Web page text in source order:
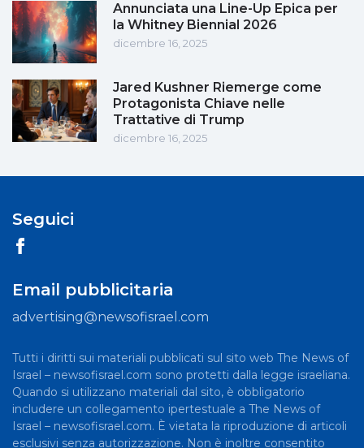
Annunciata una Line-Up Epica per
la Whitney Biennial 2026
dicembre 16, 2025
Jared Kushner Riemerge come
Protagonista Chiave nelle
Trattative di Trump
dicembre 16, 2025
Seguici
Email pubblicitaria
advertising@newsofisrael.com
Tutti i diritti sui materiali pubblicati sul sito web The News of
Israel – newsofisrael.com sono protetti dalla legge israeliana.
Quando si utilizzano materiali dal sito, è obbligatorio
includere un collegamento ipertestuale a The News of
Israel – newsofisrael.com. È vietata la riproduzione di articoli
esclusivi senza autorizzazione. Non è inoltre consentito